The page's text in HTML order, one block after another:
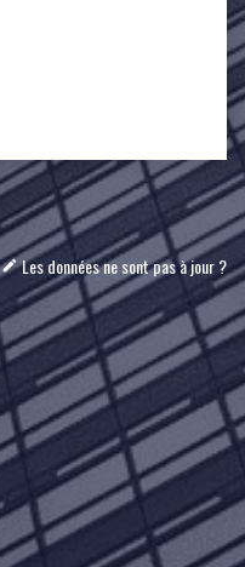
mode_editLes données ne sont pas à jour ?